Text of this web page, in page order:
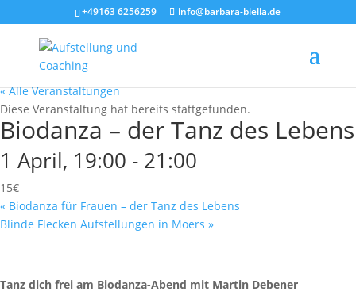
+49163 6256259 info@barbara-biella.de
« Alle Veranstaltungen
Diese Veranstaltung hat bereits stattgefunden.
Biodanza – der Tanz des Lebens
1 April, 19:00 - 21:00
15€
« Biodanza für Frauen – der Tanz des Lebens
Blinde Flecken Aufstellungen in Moers »
Tanz dich frei am Biodanza-Abend mit Martin Debener